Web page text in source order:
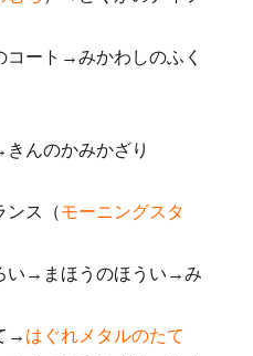
ート→みかわしのふく
んのかみかざり
ンス（モーニングスタ
い→まほうのほうい→み
→ はぐれメタルのたて